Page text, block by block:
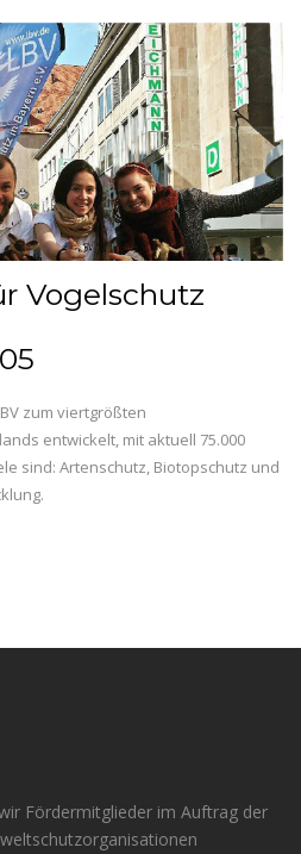
Vogelschutz
zum viertgrößten
entwickelt, mit aktuell 75.000
sind: Artenschutz, Biotopschutz und
Fördermitglieder im Auftrag der